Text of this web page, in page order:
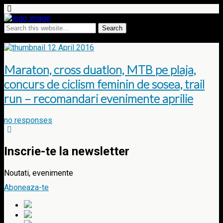
12 April 2016
Maraton, cross duatlon, MTB pe plaja,
concurs de ciclism feminin de sosea, trail
run – recomandari evenimente aprilie
no responses
Inscrie-te la newsletter
Noutati, evenimente
Aboneaza-te